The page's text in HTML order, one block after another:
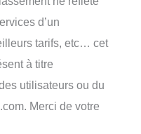
d’un
tarifs, etc… cet
à titre
utilisateurs ou du
Merci de votre